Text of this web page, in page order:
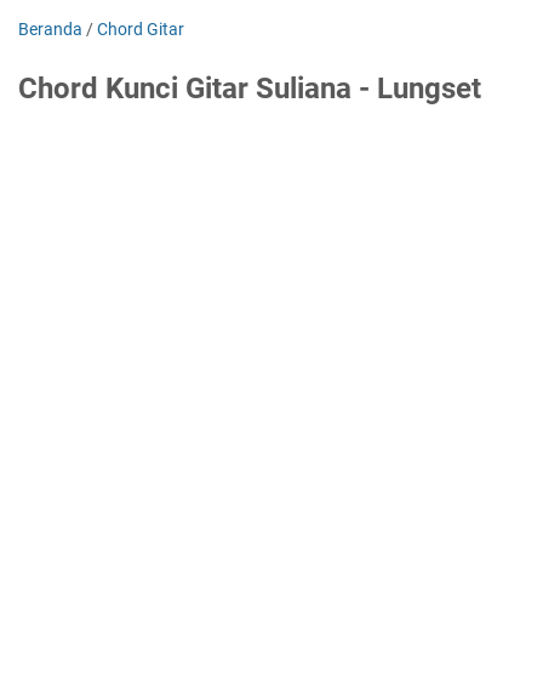
Beranda /Chord Gitar
Chord Kunci Gitar Suliana - Lungset